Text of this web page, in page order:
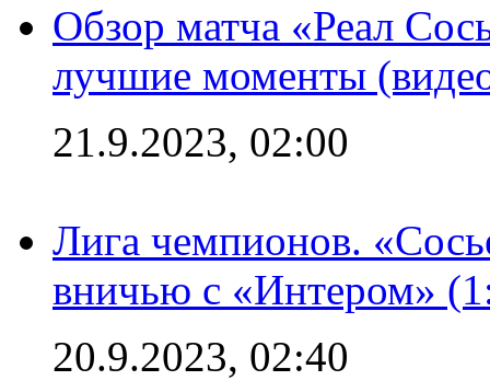
Обзор матча «Реал
лучшие моменты
21.9.2023, 02:00
Лига чемпионов.
вничью с «Интером»
20.9.2023, 02:40